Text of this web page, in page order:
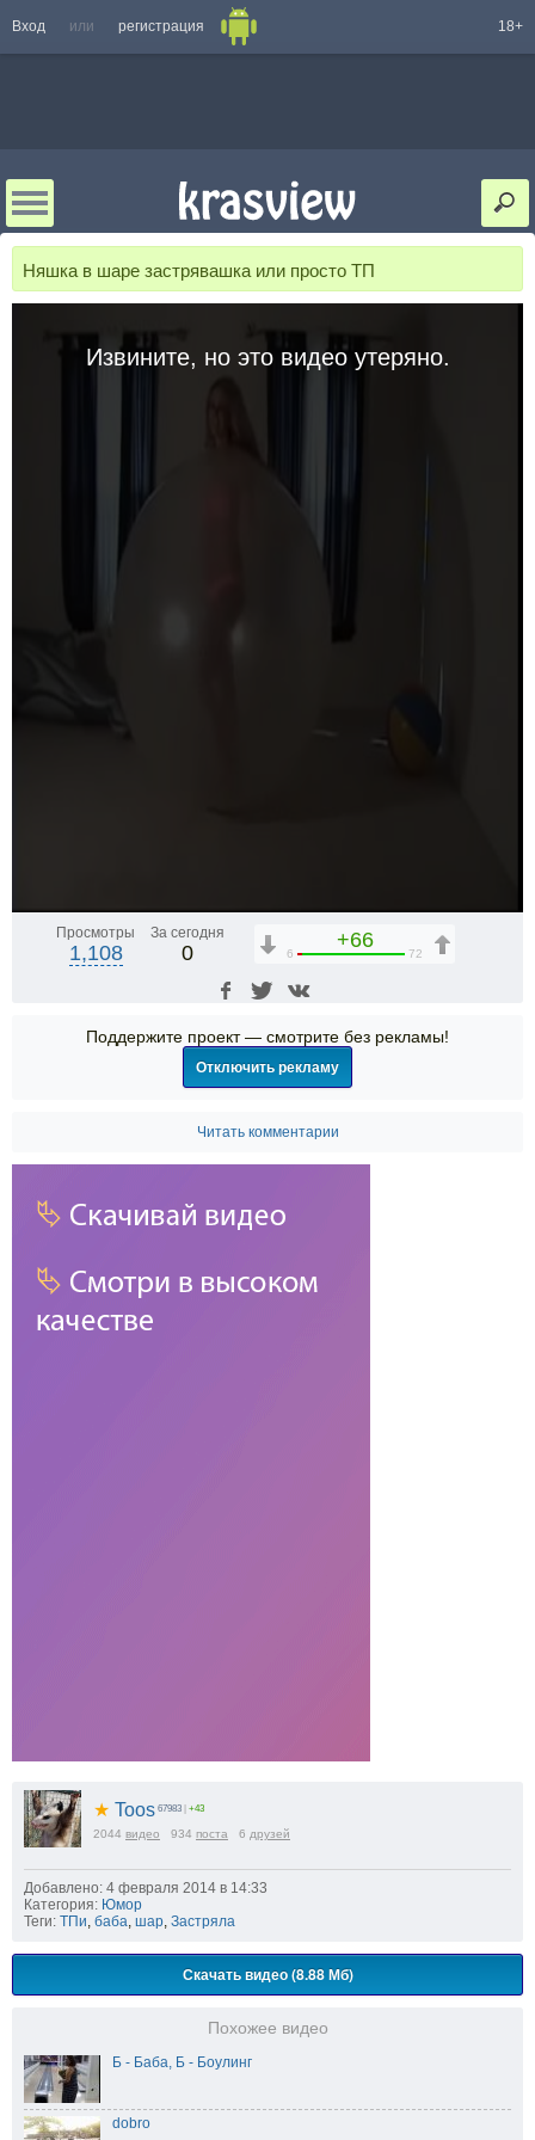
Вход или регистрация 18+
Няшка в шаре застрявашка или просто ТП
Извините, но это видео утеряно.
Просмотры
1,108
За сегодня
0
+66
6 72
Поддержите проект — смотрите без рекламы!
Отключить рекламу
Читать комментарии
★ Toos 67983 | +43
2044 видео 934 поста 6 друзей
Добавлено: 4 февраля 2014 в 14:33
Категория: Юмор
Теги: ТПи баба шар Застряла
Скачать видео (8.88 Мб)
Похожее видео
Б - Баба, Б - Боулинг
dobro